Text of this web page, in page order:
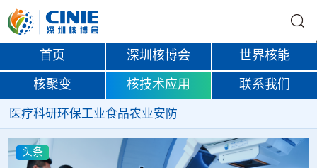
首页 深圳核博会 世界核能
核聚变 核技术应用 联系我们
医疗科研环保工业食品农业安防
头条